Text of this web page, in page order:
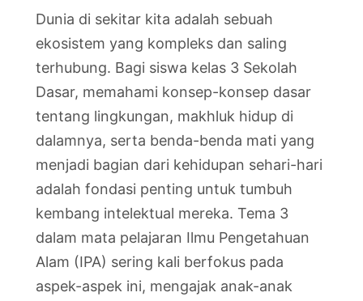
Dunia di sekitar kita adalah sebuah
ekosistem yang kompleks dan saling
terhubung. Bagi siswa kelas 3 Sekolah
Dasar, memahami konsep-konsep dasar
tentang lingkungan, makhluk hidup di
dalamnya, serta benda-benda mati yang
menjadi bagian dari kehidupan sehari-hari
adalah fondasi penting untuk tumbuh
kembang intelektual mereka. Tema 3
dalam mata pelajaran Ilmu Pengetahuan
Alam (IPA) sering kali berfokus pada
aspek-aspek ini, mengajak anak-anak